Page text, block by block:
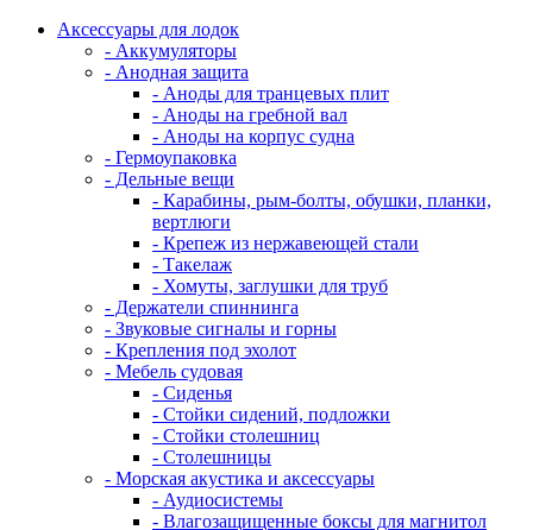
Аксессуары для лодок
- Аккумуляторы
- Анодная защита
- Аноды для транцевых плит
- Аноды на гребной вал
- Аноды на корпус судна
- Гермоупаковка
- Дельные вещи
- Карабины, рым-болты, обушки, планки,
вертлюги
- Крепеж из нержавеющей стали
- Такелаж
- Хомуты, заглушки для труб
- Держатели спиннинга
- Звуковые сигналы и горны
- Крепления под эхолот
- Мебель судовая
- Сиденья
- Стойки сидений, подложки
- Стойки столешниц
- Столешницы
- Морская акустика и аксессуары
- Аудиосистемы
- Влагозащищенные боксы для магнитол